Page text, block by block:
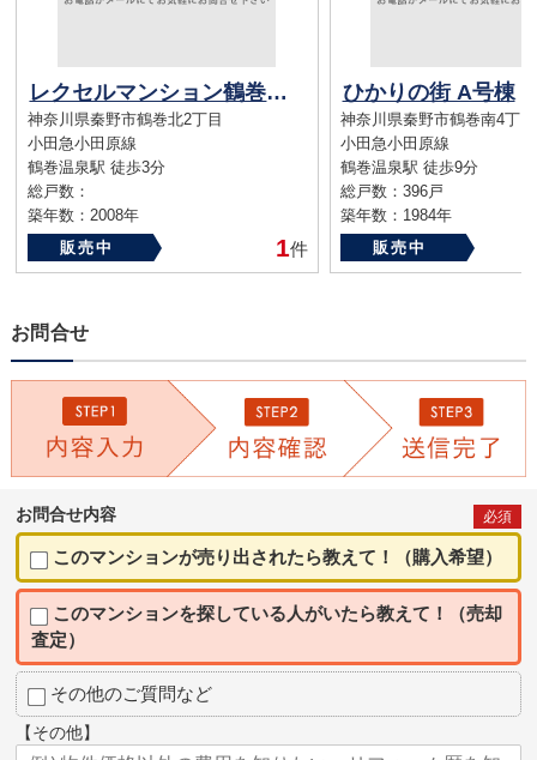
レクセルマンション鶴巻温泉
神奈川県秦野市鶴巻北2丁目
小田急小田原線
鶴巻温泉駅 徒歩3分
総戸数：
築年数：2008年
販売中
1件
ひかりの街 A号棟
神奈川県秦野市鶴巻南4丁目
小田急小田原線
鶴巻温泉駅 徒歩9分
総戸数：396戸
築年数：1984年
販売中
お問合せ
お問合せ内容 必須
このマンションが売り出されたら教えて！（購入希望）
このマンションを探している人がいたら教えて！（売却
査定）
その他のご質問など
【その他】